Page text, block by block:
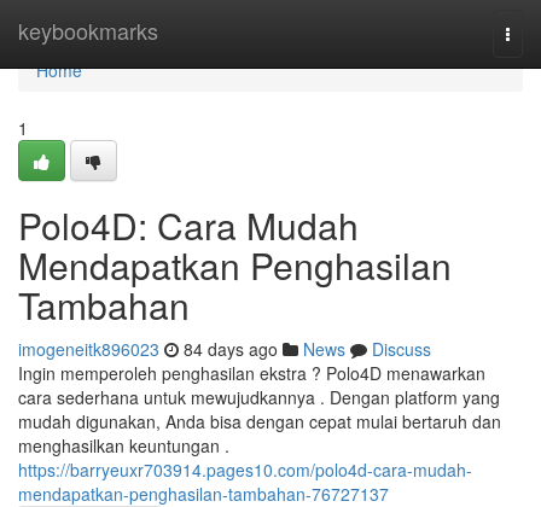
keybookmarks
Home
Home
1
Polo4D: Cara Mudah
Mendapatkan Penghasilan
Tambahan
imogeneitk896023 84 days ago News
Discuss
Ingin memperoleh penghasilan ekstra ? Polo4D menawarkan
cara sederhana untuk mewujudkannya . Dengan platform yang
mudah digunakan, Anda bisa dengan cepat mulai bertaruh dan
menghasilkan keuntungan .
https://barryeuxr703914.pages10.com/polo4d-cara-mudah-
mendapatkan-penghasilan-tambahan-76727137